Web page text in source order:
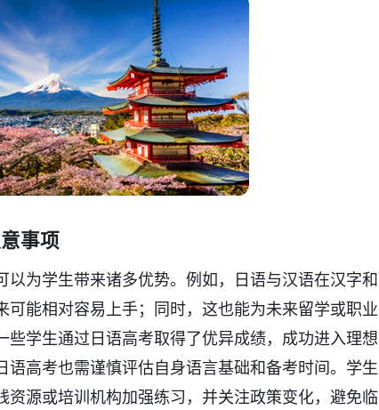
事项
以为学生带来诸多优势。例如，日语与汉语在汉字和
可能相对容易上手；同时，这也能为未来留学或职业
些学生通过日语高考取得了优异成绩，成功进入理想
语高考也需谨慎评估自身语言基础和备考时间。学生
资源或培训机构加强练习，并关注政策变化，避免临